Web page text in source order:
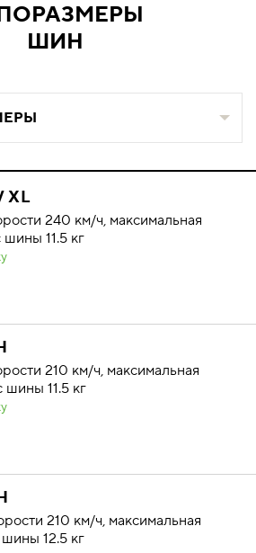
ШИН
XL
240 км/ч, максимальная
шины 11.5 кг
210 км/ч, максимальная
шины 11.5 кг
210 км/ч, максимальная
шины 12.5 кг